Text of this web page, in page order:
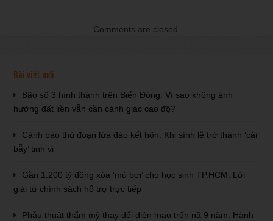
Comments are closed.
Bài viết mới
Bão số 3 hình thành trên Biển Đông: Vì sao không ảnh
hưởng đất liền vẫn cần cảnh giác cao độ?
Cảnh báo thủ đoạn lừa đảo kết hôn: Khi sính lễ trở thành ‘cái
bẫy’ tinh vi
Gần 1.200 tỷ đồng xóa ‘mù bơi’ cho học sinh TP.HCM: Lời
giải từ chính sách hỗ trợ trực tiếp
Phẫu thuật thẩm mỹ thay đổi diện mạo trốn nã 9 năm: Hành